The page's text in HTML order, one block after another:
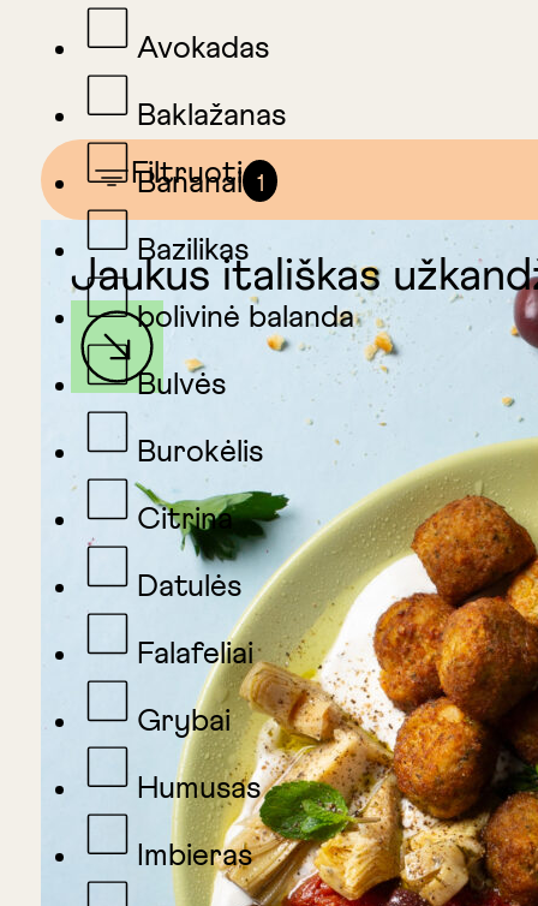
Filtruoti 1
Avokadas
Baklažanas
Bananai
Bazilikas
bolivinė balanda
Bulvės
Burokėlis
Citrina
Datulės
Falafeliai
Grybai
Humusas
Imbieras
Jaukus itališkas